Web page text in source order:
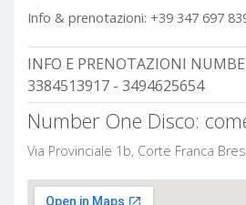
Info & prenotazioni: +39 347 697
INFO E PRENOTAZIONI
3384513917 - 3494625654
Number One Disco:
Via Provinciale 1b, Corte Franca